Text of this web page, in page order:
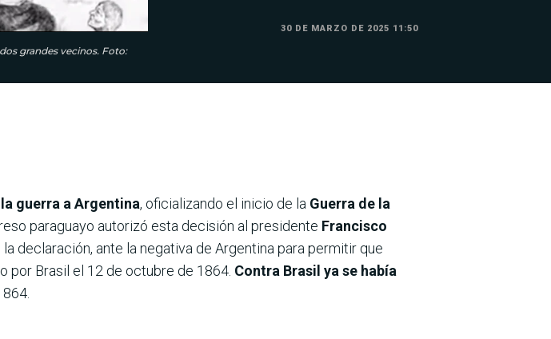
grandes vecinos. Foto:
30 DE MARZO DE 2025 11:50
guerra a Argentina, oficializando el inicio de la Guerra de la
paraguayo autorizó esta decisión al presidente Francisco
declaración, ante la negativa de Argentina para permitir que
por Brasil el 12 de octubre de 1864. Contra Brasil ya se había